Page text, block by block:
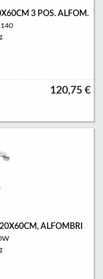
3 POS. ALFOM.
120,75 €
ALFOMBRI